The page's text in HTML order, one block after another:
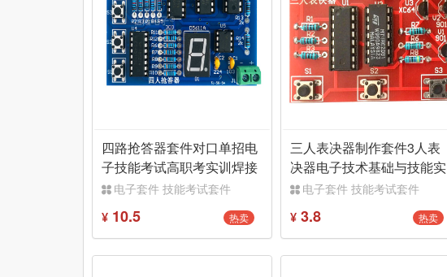
四路抢答器套件对口单招电
子技能考试高职考实训焊接
组装TJ-56-54
电子套件 技能考试套件
¥ 10.5 热卖
三人表决器制作套件3人表
决器电子技术基础与技能实
训TJ-56-101
电子套件 技能考试套件
¥ 3.8 热卖